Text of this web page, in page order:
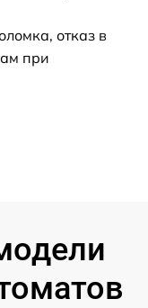
отказ в
при